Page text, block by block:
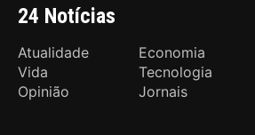
24 Notícias
Atualidade Economia
Vida
Tecnologia
Opinião
Jornais